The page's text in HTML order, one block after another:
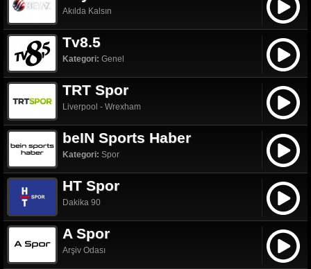
Akılda Kalsın
Tv8.5
Kategori: Genel
TRT Spor
Liverpool - Wrexham
beIN Sports Haber
Kategori: Spor
HT Spor
Dakika 90
A Spor
Arşiv Odası